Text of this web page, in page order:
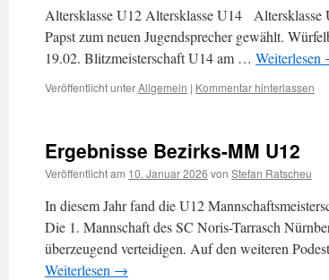
Altersklasse U12 Altersklasse U14
Papst zum neuen Jugendsprecher gewählt.
19.02. Blitzmeisterschaft U14 am … Weiterlesen
Veröffentlicht unterAllgemein | Kommentar hinterlassen
Ergebnisse Bezirks-MM U12
Veröffentlicht am 10. Januar 2026 von Stefan Ratscheu
In diesem Jahr fand die U12
Die 1. Mannschaft des SC Noris-Tarrasch
überzeugend verteidigen. Auf den weiteren
Weiterlesen →